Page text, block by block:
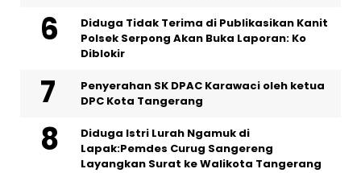
Diduga Tidak Terima di Publikasikan Kanit
Polsek Serpong Akan Buka Laporan: Ko
Diblokir
Penyerahan SK DPAC Karawaci oleh ketua
DPC Kota Tangerang
‎Diduga Istri Lurah Ngamuk di
Lapak:Pemdes Curug Sangereng
Layangkan Surat ke Walikota Tangerang